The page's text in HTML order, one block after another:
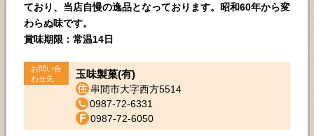
ており、当店自慢の逸品となっております。昭和60年から変
わらぬ味です。
賞味期限：常温14日
お問い合
わせ先
玉味製菓(有)
串間市大字西方5514
0987-72-6331
0987-72-6050